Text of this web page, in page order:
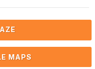
MAPS